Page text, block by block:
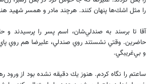
را مثل اشك‌ها پنهان كنند. هرچند مادر و همسر شهيد
آقا تا برسند به صندلي‌شان، اسم پسر را پرسيدند و
حاضرين. وقتي نشستند روي صندلي، عليرضا هم روي پاي
و بي‌غريبگي.
ساعتم را نگاه كردم. هنوز يك دقيقه نشده بود از ورود